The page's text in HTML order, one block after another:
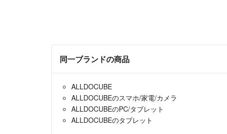
同一ブランドの商品
ALLDOCUBE
ALLDOCUBEのスマホ/家電/カメラ
ALLDOCUBEのPC/タブレット
ALLDOCUBEのタブレット